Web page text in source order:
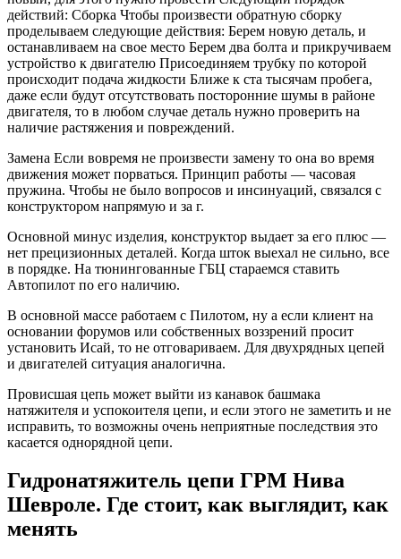
действий: Сборка Чтобы произвести обратную сборку
проделываем следующие действия: Берем новую деталь, и
останавливаем на свое место Берем два болта и прикручиваем
устройство к двигателю Присоединяем трубку по которой
происходит подача жидкости Ближе к ста тысячам пробега,
даже если будут отсутствовать посторонние шумы в районе
двигателя, то в любом случае деталь нужно проверить на
наличие растяжения и повреждений.
Замена Если вовремя не произвести замену то она во время
движения может порваться. Принцип работы — часовая
пружина. Чтобы не было вопросов и инсинуаций, связался с
конструктором напрямую и за г.
Основной минус изделия, конструктор выдает за его плюс —
нет прецизионных деталей. Когда шток выехал не сильно, все
в порядке. На тюнингованные ГБЦ стараемся ставить
Автопилот по его наличию.
В основной массе работаем с Пилотом, ну а если клиент на
основании форумов или собственных воззрений просит
установить Исай, то не отговариваем. Для двухрядных цепей
и двигателей ситуация аналогична.
Провисшая цепь может выйти из канавок башмака
натяжителя и успокоителя цепи, и если этого не заметить и не
исправить, то возможны очень неприятные последствия это
касается однорядной цепи.
Гидронатяжитель цепи ГРМ Нива
Шевроле. Где стоит, как выглядит, как
менять